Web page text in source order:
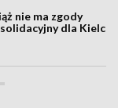
nie ma zgody
dla Kielc